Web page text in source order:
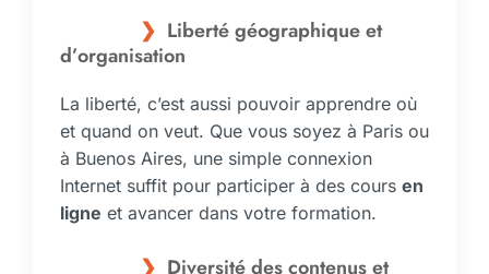
Liberté géographique et
d’organisation
La liberté, c’est aussi pouvoir apprendre où
et quand on veut. Que vous soyez à Paris ou
à Buenos Aires, une simple connexion
Internet suffit pour participer à des cours en
ligne et avancer dans votre formation.
Diversité des contenus et